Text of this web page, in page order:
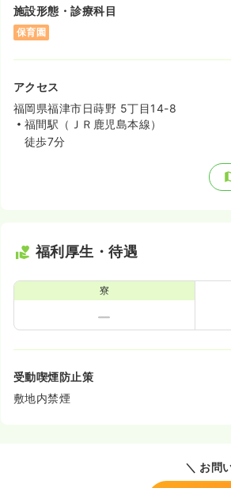
施設形態・診療科目
保育園
アクセス
福岡県福津市日蒔野 5丁目14-8
福間駅（ＪＲ鹿児島本線）
徒歩7分
福利厚生・待遇
寮
受動喫煙防止策
敷地内禁煙
＼ お問